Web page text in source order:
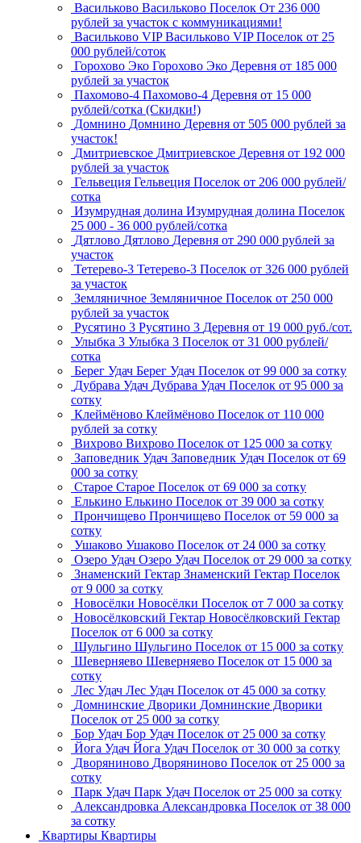
Васильково Васильково Поселок От 236 000
рублей за участок с коммуникациями!
Васильково VIP Васильково VIP Поселок от 25
000 рублей/соток
Горохово Эко Горохово Эко Деревня от 185 000
рублей за участок
Пахомово-4 Пахомово-4 Деревня от 15 000
рублей/сотка (Скидки!)
Домнино Домнино Деревня от 505 000 рублей за
участок!
Дмитриевское Дмитриевское Деревня от 192 000
рублей за участок
Гельвеция Гельвеция Поселок от 206 000 рублей/
сотка
Изумрудная долина Изумрудная долина Поселок
25 000 - 36 000 рублей/сотка
Дятлово Дятлово Деревня от 290 000 рублей за
участок
Тетерево-3 Тетерево-3 Поселок от 326 000 рублей
за участок
Земляничное Земляничное Поселок от 250 000
рублей за участок
Русятино 3 Русятино 3 Деревня от 19 000 руб./сот.
Улыбка 3 Улыбка 3 Поселок от 31 000 рублей/
сотка
Берег Удач Берег Удач Поселок от 99 000 за сотку
Дубрава Удач Дубрава Удач Поселок от 95 000 за
сотку
Клеймёново Клеймёново Поселок от 110 000
рублей за сотку
Вихрово Вихрово Поселок от 125 000 за сотку
Заповедник Удач Заповедник Удач Поселок от 69
000 за сотку
Старое Старое Поселок от 69 000 за сотку
Елькино Елькино Поселок от 39 000 за сотку
Прончищево Прончищево Поселок от 59 000 за
сотку
Ушаково Ушаково Поселок от 24 000 за сотку
Озеро Удач Озеро Удач Поселок от 29 000 за сотку
Знаменский Гектар Знаменский Гектар Поселок
от 9 000 за сотку
Новосёлки Новосёлки Поселок от 7 000 за сотку
Новосёлковский Гектар Новосёлковский Гектар
Поселок от 6 000 за сотку
Шульгино Шульгино Поселок от 15 000 за сотку
Шеверняево Шеверняево Поселок от 15 000 за
сотку
Лес Удач Лес Удач Поселок от 45 000 за сотку
Домнинские Дворики Домнинские Дворики
Поселок от 25 000 за сотку
Бор Удач Бор Удач Поселок от 25 000 за сотку
Йога Удач Йога Удач Поселок от 30 000 за сотку
Дворяниново Дворяниново Поселок от 25 000 за
сотку
Парк Удач Парк Удач Поселок от 25 000 за сотку
Александровка Александровка Поселок от 38 000
за сотку
Квартиры Квартиры